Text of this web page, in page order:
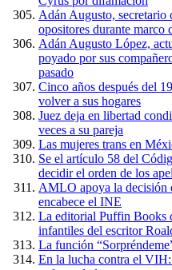
Adán Augusto, secretario
opositores durante marco
Adán Augusto López,
poyado por sus
pasado
Cinco años después del
volver a sus hogares
Juez deja en libertad
veces a su pareja
Las mujeres trans en
Se el artículo 58 del
decidir el orden de los
AMLO apoya la decisión
encabece el INE
La editorial Puffin Books
infantiles del escritor
La función
En la lucha contra el